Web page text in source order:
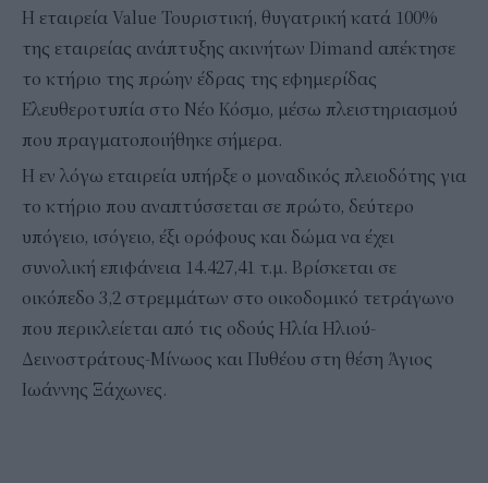
Η εταιρεία Value Τουριστική, θυγατρική κατά 100%
της εταιρείας ανάπτυξης ακινήτων Dimand απέκτησε
το κτήριο της πρώην έδρας της εφημερίδας
Ελευθεροτυπία στο Νέο Κόσμο, μέσω πλειστηριασμού
που πραγματοποιήθηκε σήμερα.
Η εν λόγω εταιρεία υπήρξε ο μοναδικός πλειοδότης για
το κτήριο που αναπτύσσεται σε πρώτο, δεύτερο
υπόγειο, ισόγειο, έξι ορόφους και δώμα να έχει
συνολική επιφάνεια 14.427,41 τ.μ. Βρίσκεται σε
οικόπεδο 3,2 στρεμμάτων στο οικοδομικό τετράγωνο
που περικλείεται από τις οδούς Ηλία Ηλιού-
Δεινοστράτους-Μίνωος και Πυθέου στη θέση Άγιος
Ιωάννης Ξάχωνες.